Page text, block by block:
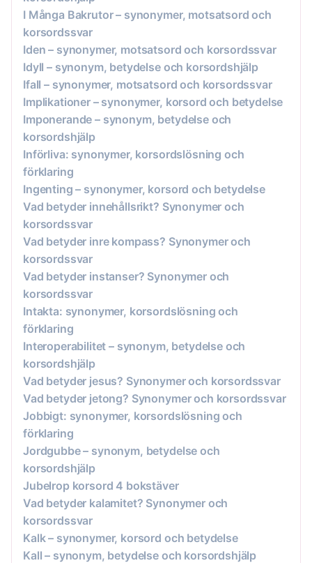
I Många Bakrutor – synonymer, motsatsord och
korsordssvar
Iden – synonymer, motsatsord och korsordssvar
Idyll – synonym, betydelse och korsordshjälp
Ifall – synonymer, motsatsord och korsordssvar
Implikationer – synonymer, korsord och betydelse
Imponerande – synonym, betydelse och
korsordshjälp
Införliva: synonymer, korsordslösning och
förklaring
Ingenting – synonymer, korsord och betydelse
Vad betyder innehållsrikt? Synonymer och
korsordssvar
Vad betyder inre kompass? Synonymer och
korsordssvar
Vad betyder instanser? Synonymer och
korsordssvar
Intakta: synonymer, korsordslösning och
förklaring
Interoperabilitet – synonym, betydelse och
korsordshjälp
Vad betyder jesus? Synonymer och korsordssvar
Vad betyder jetong? Synonymer och korsordssvar
Jobbigt: synonymer, korsordslösning och
förklaring
Jordgubbe – synonym, betydelse och
korsordshjälp
Jubelrop korsord 4 bokstäver
Vad betyder kalamitet? Synonymer och
korsordssvar
Kalk – synonymer, korsord och betydelse
Kall – synonym, betydelse och korsordshjälp